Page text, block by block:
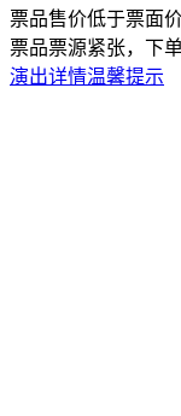
票品售价低于票面
票品票源紧张，下
演出详情温馨提示